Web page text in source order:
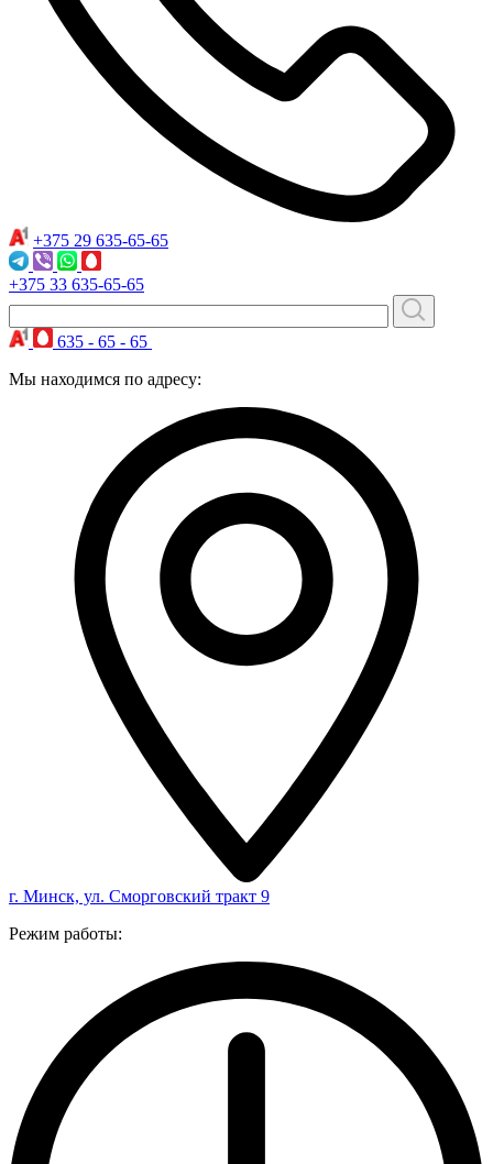
+375 29 635-65-65
+375 33 635-65-65
635 - 65 - 65
Мы находимся по адресу:
г. Минск, ул. Сморговский тракт 9
Режим работы: